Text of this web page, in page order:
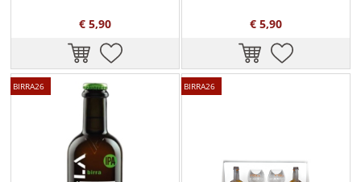
€ 5,90 € 5,90
BIRRA26 BIRRA26